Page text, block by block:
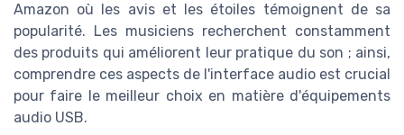
Amazon où les avis et les étoiles témoignent de sa
popularité. Les musiciens recherchent constamment
des produits qui améliorent leur pratique du son ; ainsi,
comprendre ces aspects de l'interface audio est crucial
pour faire le meilleur choix en matière d'équipements
audio USB.